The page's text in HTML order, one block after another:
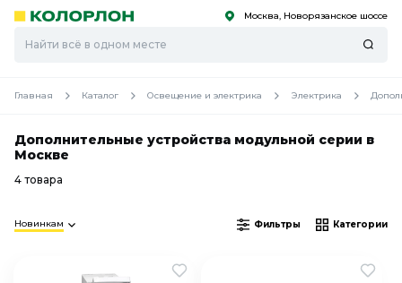
Скоро
Скоро Москва, Новорязанское шоссе
Главная Каталог Освещение и электрика Электрика
Дополнительные устройства модульной серии в
Москве
4 товара
Новинкам Фильтры Категории